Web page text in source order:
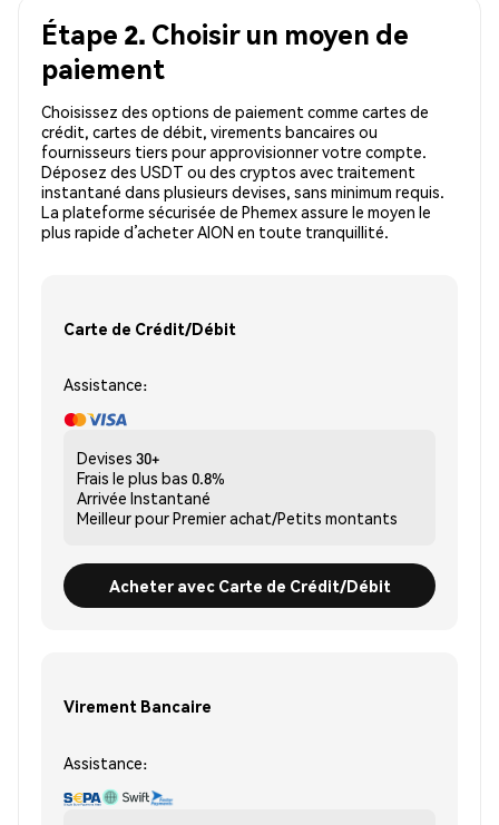
Étape 2. Choisir un moyen de
paiement
Choisissez des options de paiement comme cartes de
crédit, cartes de débit, virements bancaires ou
fournisseurs tiers pour approvisionner votre compte.
Déposez des USDT ou des cryptos avec traitement
instantané dans plusieurs devises, sans minimum requis.
La plateforme sécurisée de Phemex assure le moyen le
plus rapide d’acheter AION en toute tranquillité.
Carte de Crédit/Débit
Assistance:
Devises 30+
Frais le plus bas 0.8%
Arrivée Instantané
Meilleur pourPremier achat/Petits montants
Acheter avec Carte de Crédit/Débit
Virement Bancaire
Assistance: